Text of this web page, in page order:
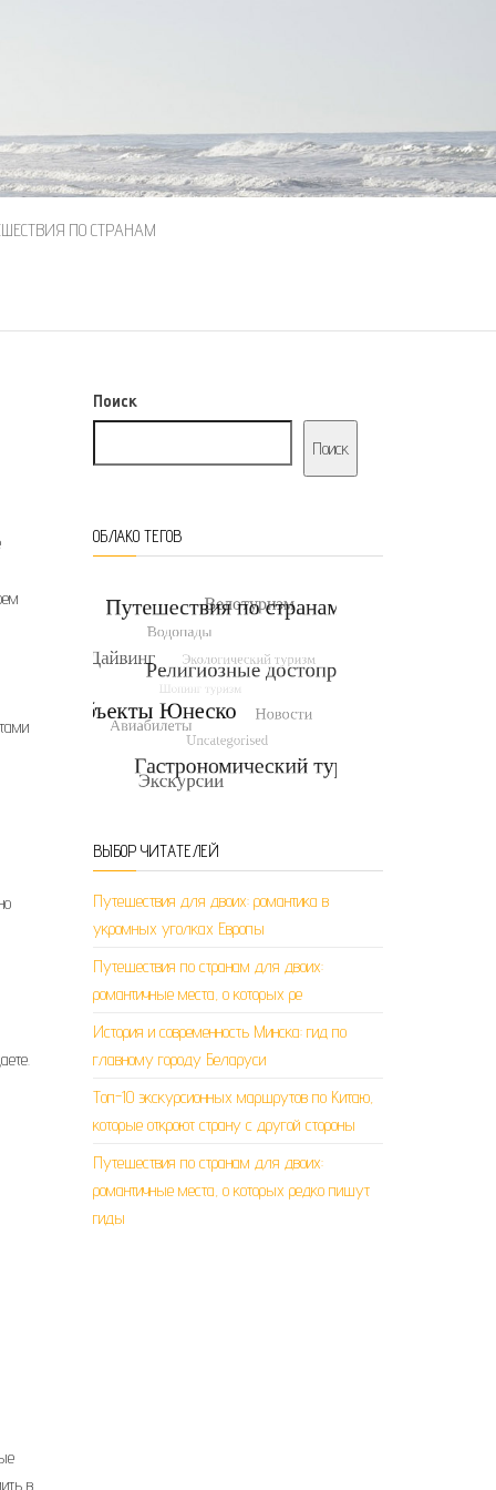
ПО СТРАНАМ
в
Поиск
Поиск
ОБЛАКО ТЕГОВ
ВЫБОР ЧИТАТЕЛЕЙ
Путешествия для двоих: романтика в
укромных уголках Европы
Путешествия по странам для двоих:
романтичные места, о которых ре
История и современность Минска: гид по
главному городу Беларуси
Топ-10 экскурсионных маршрутов по Китаю,
которые откроют страну с другой стороны
Путешествия по странам для двоих:
романтичные места, о которых редко пишут
гиды